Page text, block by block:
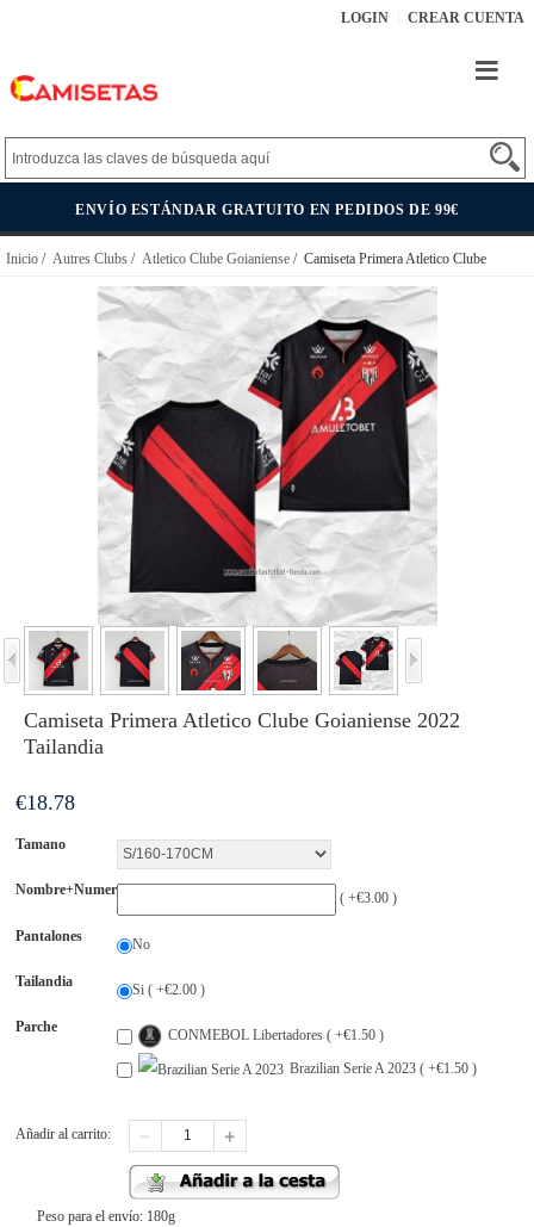
LOGIN CREAR CUENTA
ENVÍO ESTÁNDAR GRATUITO EN PEDIDOS DE 99€
Inicio / Autres Clubs / Atletico Clube Goianiense / Camiseta Primera Atletico Clube
Goianiense 2022 Tailandia
Camiseta Primera Atletico Clube Goianiense 2022
Tailandia
€18.78
Tamano
Nombre+Numero ( +€3.00 )
Pantalones No
Tailandia Si ( +€2.00 )
Parche
CONMEBOL Libertadores ( +€1.50 )
Brazilian Serie A 2023 ( +€1.50 )
Añadir al carrito:
Peso para el envío: 180g